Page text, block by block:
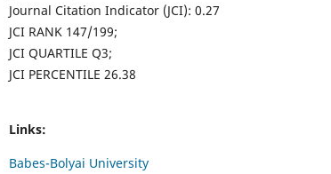
Journal Citation Indicator (JCI): 0.27
JCI RANK 147/199;
JCI QUARTILE Q3;
JCI PERCENTILE 26.38
Links:
Babes-Bolyai University